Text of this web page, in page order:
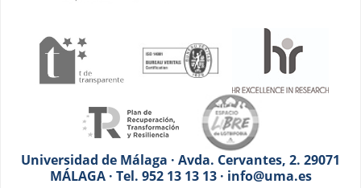
Universidad de Málaga · Avda. Cervantes, 2. 29071
MÁLAGA · Tel. 952 13 13 13 · info@uma.es